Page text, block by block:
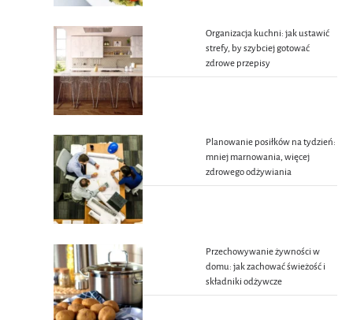
Organizacja kuchni: jak ustawić
strefy, by szybciej gotować
zdrowe przepisy
Planowanie posiłków na tydzień:
mniej marnowania, więcej
zdrowego odżywiania
Przechowywanie żywności w
domu: jak zachować świeżość i
składniki odżywcze